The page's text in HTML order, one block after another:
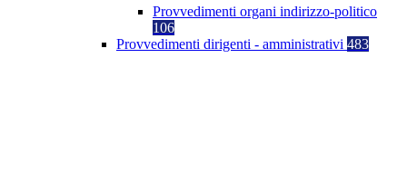
Provvedimenti organi indirizzo-politico
106
Provvedimenti dirigenti - amministrativi 483